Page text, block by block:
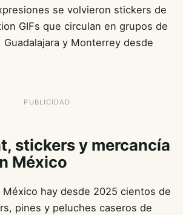
se volvieron stickers de
GIFs que circulan en grupos de
Guadalajara y Monterrey desde
stickers y mercancía
México
México hay desde 2025 cientos de
pines y peluches caseros de